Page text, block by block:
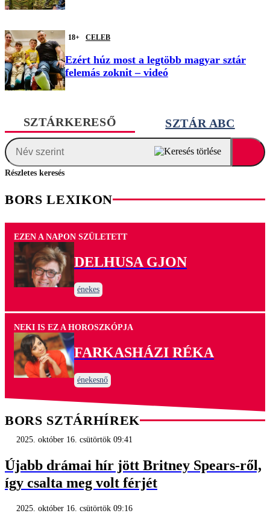
18+ CELEB
Ezért húz most a legtöbb magyar sztár
felemás zoknit – videó
SZTÁRKERESŐ SZTÁR ABC
Részletes keresés
BORS LEXIKON
EZEN A NAPON SZÜLETETT
DELHUSA GJON
énekes
NEKI IS EZ A HOROSZKÓPJA
FARKASHÁZI RÉKA
énekesnő
BORS SZTÁRHÍREK
2025. október 16. csütörtök 09:41
Újabb drámai hír jött Britney Spears-ről,
így csalta meg volt férjét
2025. október 16. csütörtök 09:16